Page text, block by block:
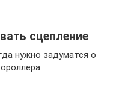
сцепление
нужно задуматся о